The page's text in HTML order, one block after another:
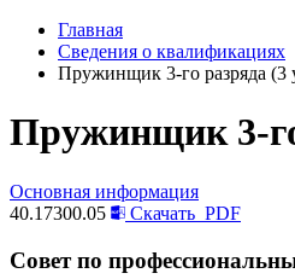
Главная
Сведения о квалификациях
Пружинщик 3-го разряда (3
Пружинщик 3-
Основная информация
40.17300.05
Скачать PDF
Совет по